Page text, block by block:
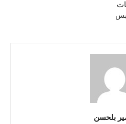
6 محطّات
بلحسن